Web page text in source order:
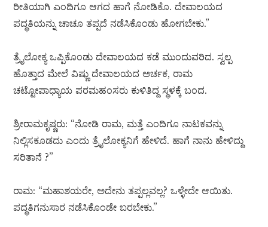
ರೀತಿಯಾಗಿ ಎಂದಿಗೂ ಆಗದ ಹಾಗೆ ನೋಡಿಕೊ. ದೇವಾಲಯದ
ಪದ್ಧತಿಯನ್ನು ಚಾಚೂ ತಪ್ಪದೆ ನಡೆಸಿಕೊಂಡು ಹೋಗಬೇಕು.”
ತ್ರೈಲೋಕ್ಯ ಒಪ್ಪಿಕೊಂಡು ದೇವಾಲಯದ ಕಡೆ ಮುಂದುವರಿದ. ಸ್ವಲ್ಪ
ಹೊತ್ತಾದ ಮೇಲೆ ವಿಷ್ಣು ದೇವಾಲಯದ ಅರ್ಚಕ, ರಾಮ
ಚಟ್ಟೋಪಾಧ್ಯಾಯ ಪರಮಹಂಸರು ಕುಳಿತಿದ್ದ ಸ್ಥಳಕ್ಕೆ ಬಂದ.
ಶ್ರೀರಾಮಕೃಷ್ಣರು: “ನೋಡಿ ರಾಮ, ಮತ್ತೆ ಎಂದಿಗೂ ನಾಟಕವನ್ನು
ನಿಲ್ಲಿಸಕೂಡದು ಎಂದು ತ್ರೈಲೋಕ್ಯನಿಗೆ ಹೇಳಿದೆ. ಹಾಗೆ ನಾನು ಹೇಳಿದ್ದು
ಸರಿತಾನೆ ?”
ರಾಮ: “ಮಹಾಶಯರೇ, ಅದೇನು ತಪ್ಪಲ್ಲವಲ್ಲ? ಒಳ್ಳೇದೇ ಆಯಿತು.
ಪದ್ಧತಿಗನುಸಾರ ನಡೆಸಿಕೊಂಡೇ ಬರಬೇಕು.”